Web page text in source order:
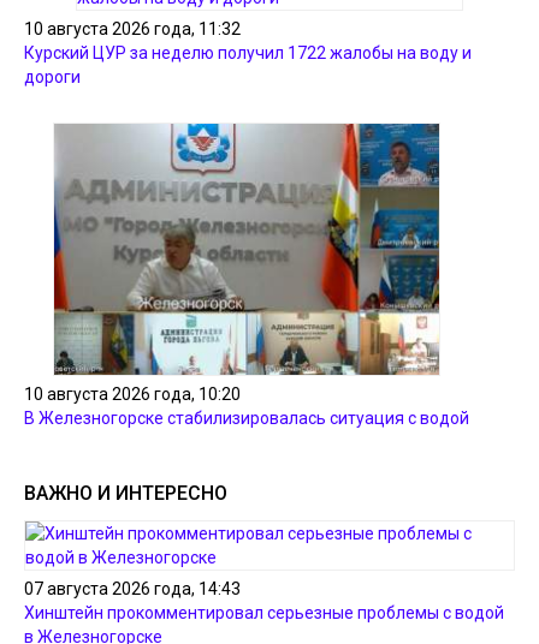
10 августа 2026 года, 11:32
Курский ЦУР за неделю получил 1722 жалобы на воду и
дороги
10 августа 2026 года, 10:20
В Железногорске стабилизировалась ситуация с водой
ВАЖНО И ИНТЕРЕСНО
07 августа 2026 года, 14:43
Хинштейн прокомментировал серьезные проблемы с водой
в Железногорске